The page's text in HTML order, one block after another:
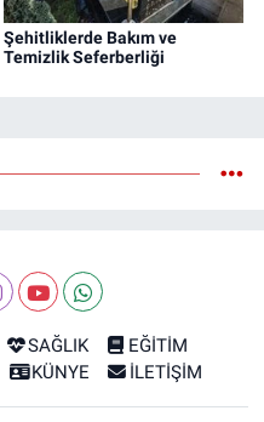
Şehitliklerde Bakım ve
Temizlik Seferberliği
SAĞLIK
EĞİTİM
KÜNYE İLETİŞİM